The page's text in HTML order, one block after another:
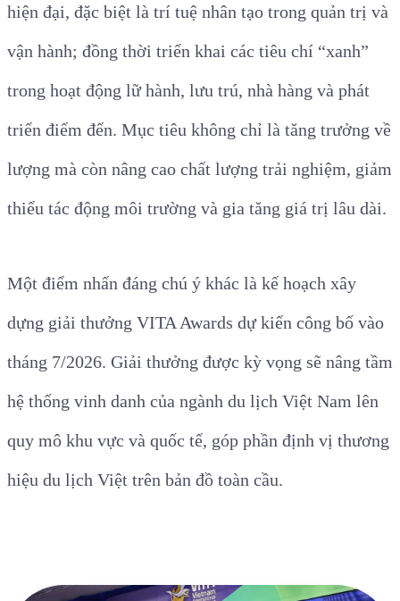
hiện đại, đặc biệt là trí tuệ nhân tạo trong quản trị và
vận hành; đồng thời triển khai các tiêu chí “xanh”
trong hoạt động lữ hành, lưu trú, nhà hàng và phát
triển điểm đến. Mục tiêu không chỉ là tăng trưởng về
lượng mà còn nâng cao chất lượng trải nghiệm, giảm
thiểu tác động môi trường và gia tăng giá trị lâu dài.
Một điểm nhấn đáng chú ý khác là kế hoạch xây
dựng giải thưởng VITA Awards dự kiến công bố vào
tháng 7/2026. Giải thưởng được kỳ vọng sẽ nâng tầm
hệ thống vinh danh của ngành du lịch Việt Nam lên
quy mô khu vực và quốc tế, góp phần định vị thương
hiệu du lịch Việt trên bản đồ toàn cầu.